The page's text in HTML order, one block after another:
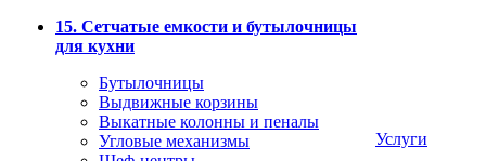
15. Сетчатые емкости и бутылочницы
для кухни
Бутылочницы
Выдвижные корзины
Выкатные колонны и пеналы
Угловые механизмы
Услуги